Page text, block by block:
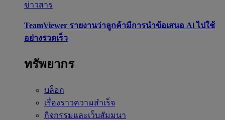
ข่าวสาร
TeamViewer รายงานว่าลูกค้ามีการนำข้อเสนอ Al ไปใช้
อย่างรวดเร็ว
ทรัพยากร
บล็อก
เรื่องราวความสำเร็จ
กิจกรรมและเว็บสัมมนา